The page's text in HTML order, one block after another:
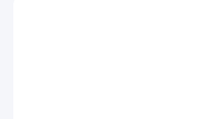
باصفا، هتل داد به‌راستی